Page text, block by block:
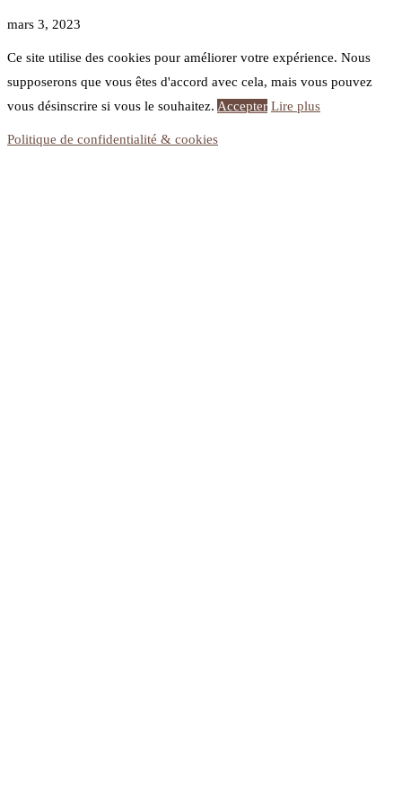
mars 3, 2023
Ce site utilise des cookies pour améliorer votre expérience. Nous
supposerons que vous êtes d'accord avec cela, mais vous pouvez
vous désinscrire si vous le souhaitez. Accepter Lire plus
Politique de confidentialité & cookies